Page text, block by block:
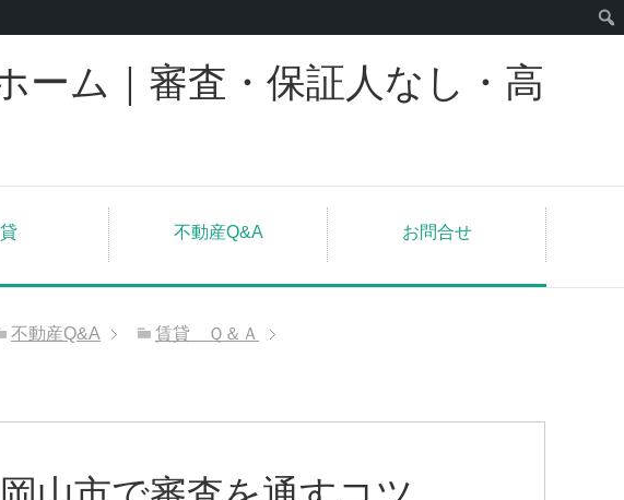
ーム｜審査・保証人なし・高
不動産Q&A お問合せ
不動産Q&A
賃貸 Ｑ＆Ａ